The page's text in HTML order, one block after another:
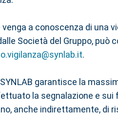
venga a conoscenza di una
Società del Gruppo, può
.
SYNLAB garantisce la
la segnalazione e
anche indirettamente, di